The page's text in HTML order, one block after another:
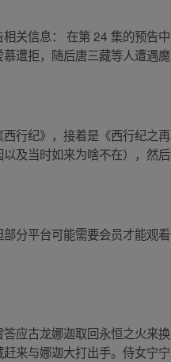
关信息： 在第 24 集的预告
遭拒，随后唐三藏等人遭遇
西行纪》，接着是《西行纪
及当时如来为啥不在），然
分平台可能需要会员才能观
答应古龙娜迦取回永恒之火
来与娜迦大打出手。侍女宁